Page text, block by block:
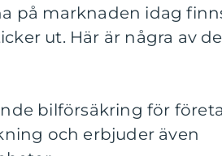
på marknaden idag
ut. Här är några av de
bilförsäkring för
och erbjuder även